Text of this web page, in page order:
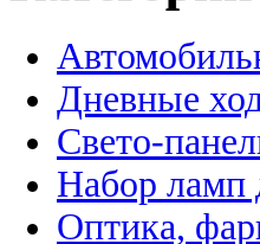
Дневные
Свето-
Набор ламп
Оптика,